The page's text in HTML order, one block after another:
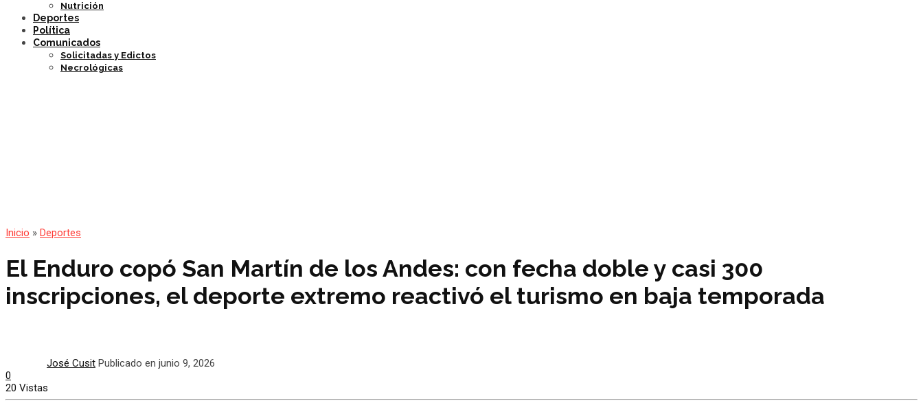
Nutrición
Deportes
Política
Comunicados
Solicitadas y Edictos
Necrológicas
Inicio » Deportes
El Enduro copó San Martín de los Andes: con fecha doble y casi 300
inscripciones, el deporte extremo reactivó el turismo en baja temporada
José Cusit Publicado en junio 9, 2026
0
20 Vistas